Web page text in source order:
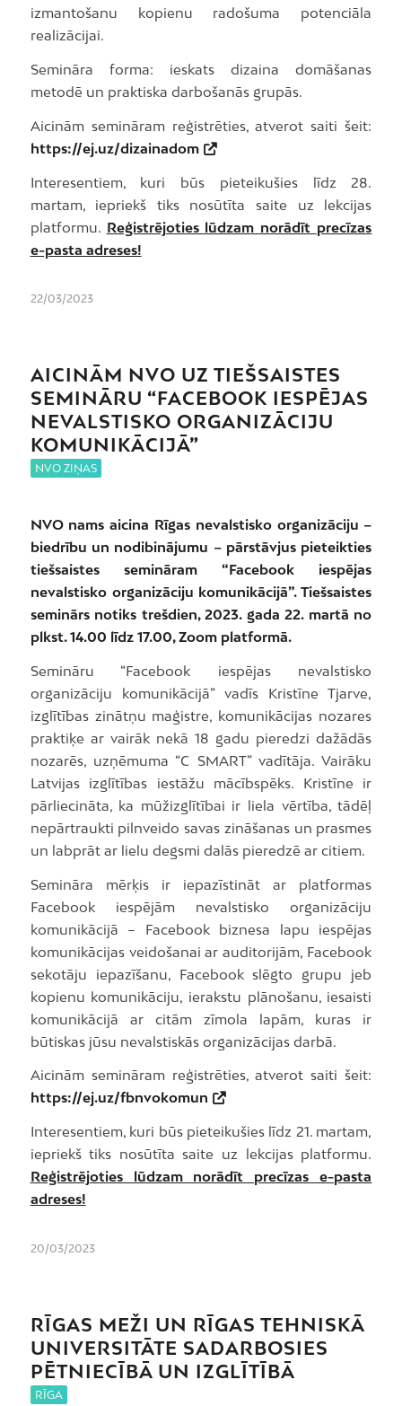
izmantošanu kopienu radošuma potenciāla
realizācijai.
Semināra forma: ieskats dizaina domāšanas
metodē un praktiska darbošanās grupās.
Aicinām semināram reģistrēties, atverot saiti šeit:
https://ej.uz/dizainadom
Interesentiem, kuri būs pieteikušies līdz 28.
martam, iepriekš tiks nosūtīta saite uz lekcijas
platformu. Reģistrējoties lūdzam norādīt precīzas
e-pasta adreses!
22/03/2023
AICINĀM NVO UZ TIEŠSAISTES
SEMINĀRU “FACEBOOK IESPĒJAS
NEVALSTISKO ORGANIZĀCIJU
KOMUNIKĀCIJĀ”
NVO ZIŅAS
NVO nams aicina Rīgas nevalstisko organizāciju –
biedrību un nodibinājumu – pārstāvjus pieteikties
tiešsaistes semināram “Facebook iespējas
nevalstisko organizāciju komunikācijā”. Tiešsaistes
seminārs notiks trešdien, 2023. gada 22. martā no
plkst. 14.00 līdz 17.00, Zoom platformā.
Semināru “Facebook iespējas nevalstisko
organizāciju komunikācijā” vadīs Kristīne Tjarve,
izglītības zinātņu maģistre, komunikācijas nozares
praktiķe ar vairāk nekā 18 gadu pieredzi dažādās
nozarēs, uzņēmuma “C SMART” vadītāja. Vairāku
Latvijas izglītības iestāžu mācībspēks. Kristīne ir
pārliecināta, ka mūžizglītībai ir liela vērtība, tādēļ
nepārtraukti pilnveido savas zināšanas un prasmes
un labprāt ar lielu degsmi dalās pieredzē ar citiem.
Semināra mērķis ir iepazīstināt ar platformas
Facebook iespējām nevalstisko organizāciju
komunikācijā – Facebook biznesa lapu iespējas
komunikācijas veidošanai ar auditorijām, Facebook
sekotāju iepazīšanu, Facebook slēgto grupu jeb
kopienu komunikāciju, ierakstu plānošanu, iesaisti
komunikācijā ar citām zīmola lapām, kuras ir
būtiskas jūsu nevalstiskās organizācijas darbā.
Aicinām semināram reģistrēties, atverot saiti šeit:
https://ej.uz/fbnvokomun
Interesentiem, kuri būs pieteikušies līdz 21. martam,
iepriekš tiks nosūtīta saite uz lekcijas platformu.
Reģistrējoties lūdzam norādīt precīzas e-pasta
adreses!
20/03/2023
RĪGAS MEŽI UN RĪGAS TEHNISKĀ
UNIVERSITĀTE SADARBOSIES
PĒTNIECĪBĀ UN IZGLĪTĪBĀ
RĪGA